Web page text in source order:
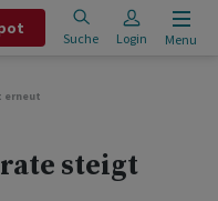
Suche Login Menu
erneut
steigt